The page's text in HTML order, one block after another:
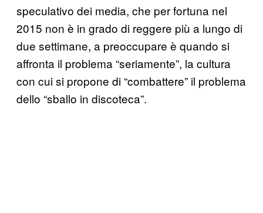
speculativo dei media, che per fortuna nel
2015 non è in grado di reggere più a lungo di
due settimane, a preoccupare è quando si
affronta il problema “seriamente”, la cultura
con cui si propone di “combattere” il problema
dello “sballo in discoteca”.